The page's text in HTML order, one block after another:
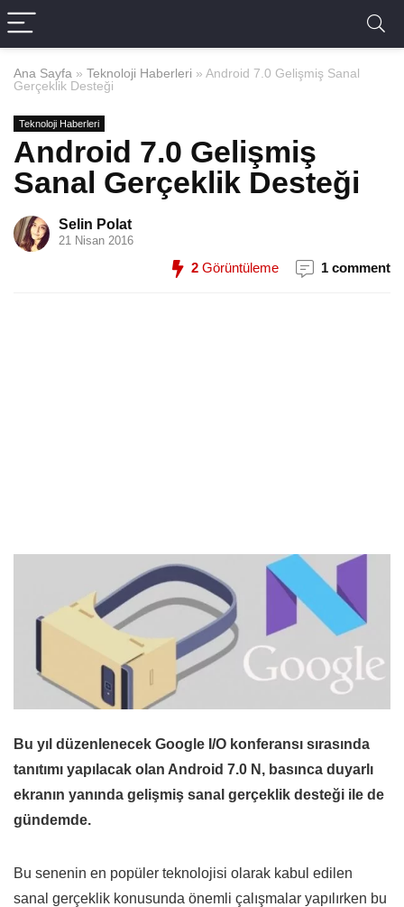
Ana Sayfa » Teknoloji Haberleri » Android 7.0 Gelişmiş Sanal
Gerçeklik Desteği
Teknoloji Haberleri
Android 7.0 Gelişmiş
Sanal Gerçeklik Desteği
Selin Polat
21 Nisan 2016
2 Görüntüleme 1 comment
Bu yıl düzenlenecek Google I/O konferansı sırasında
tanıtımı yapılacak olan Android 7.0 N, basınca duyarlı
ekranın yanında gelişmiş sanal gerçeklik desteği ile de
gündemde.
Bu senenin en popüler teknolojisi olarak kabul edilen
sanal gerçeklik konusunda önemli çalışmalar yapılırken bu